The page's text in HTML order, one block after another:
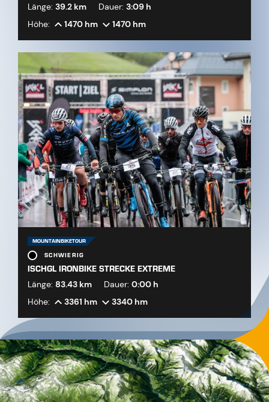
Länge: 39.2 km Dauer: 3:09 h
Höhe:
1470 hm 1470 hm
MOUNTAINBIKETOUR
SCHWIERIG
ISCHGL IRONBIKE STRECKE EXTREME
Länge: 83.43 km Dauer: 0:00 h
Höhe:
3361 hm 3340 hm